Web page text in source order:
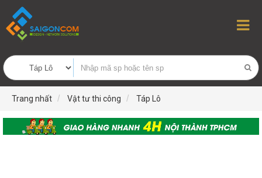
Trang nhất Vật tư thi công Táp Lô